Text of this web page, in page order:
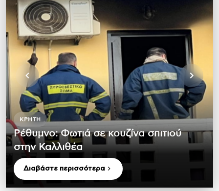
ΚΡΉΤΗ
Ρέθυμνο: Φωτιά σε κουζίνα σπιτιού
στην Καλλιθέα
Διαβάστε περισσότερα